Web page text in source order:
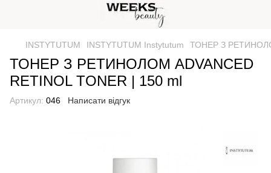
INSTYTUTUM INSTYTUTUM Instytutum ТОНЕР З
ТОНЕР З РЕТИНОЛОМ ADVANCED
RETINOL TONER | 150 ml
Артикул: 046 Написати відгук